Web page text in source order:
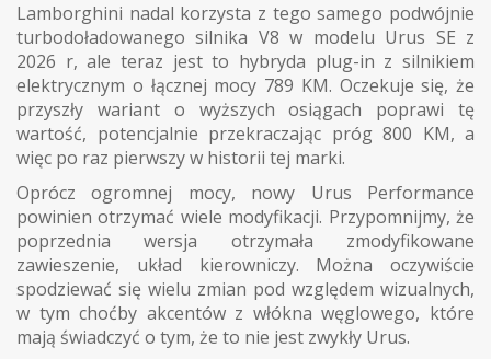
Lamborghini nadal korzysta z tego samego podwójnie
turbodoładowanego silnika V8 w modelu Urus SE z
2026 r, ale teraz jest to hybryda plug-in z silnikiem
elektrycznym o łącznej mocy 789 KM. Oczekuje się, że
przyszły wariant o wyższych osiągach poprawi tę
wartość, potencjalnie przekraczając próg 800 KM, a
więc po raz pierwszy w historii tej marki.
Oprócz ogromnej mocy, nowy Urus Performance
powinien otrzymać wiele modyfikacji. Przypomnijmy, że
poprzednia wersja otrzymała zmodyfikowane
zawieszenie, układ kierowniczy. Można oczywiście
spodziewać się wielu zmian pod względem wizualnych,
w tym choćby akcentów z włókna węglowego, które
mają świadczyć o tym, że to nie jest zwykły Urus.